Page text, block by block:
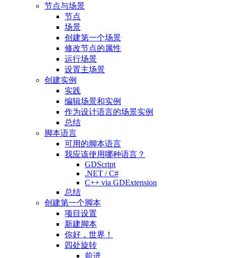
节点与场景
节点
场景
创建第一个场景
修改节点的属性
运行场景
设置主场景
创建实例
实践
编辑场景和实例
作为设计语言的场景实例
总结
脚本语言
可用的脚本语言
我应该使用哪种语言？
GDScript
.NET / C#
C++ via GDExtension
总结
创建第一个脚本
项目设置
新建脚本
你好，世界！
四处旋转
前进